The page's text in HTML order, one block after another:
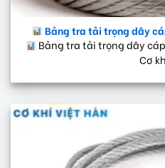
Bảng tra tải trọng dây
Bảng tra tải trọng dây
Cơ